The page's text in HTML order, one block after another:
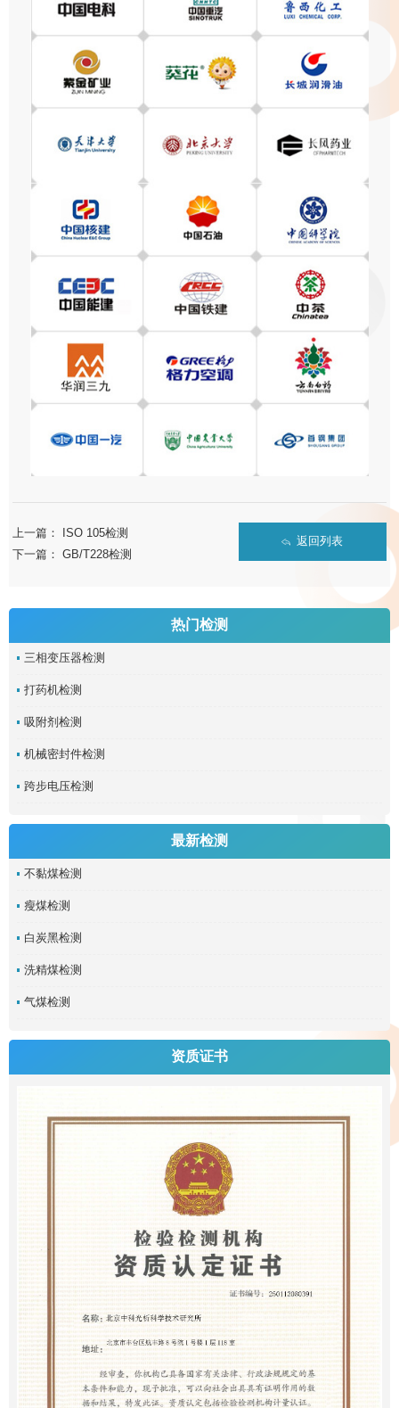
上一篇：
ISO 105检测
下一篇：GB/T228检测
返回列表
热门检测
三相变压器检测
打药机检测
吸附剂检测
机械密封件检测
跨步电压检测
最新检测
不黏煤检测
瘦煤检测
白炭黑检测
洗精煤检测
气煤检测
资质证书